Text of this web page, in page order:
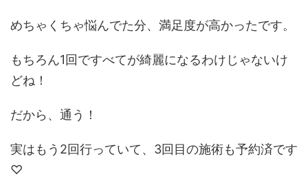
めちゃくちゃ悩んでた分、満足度が高かったです。
もちろん1回ですべてが綺麗になるわけじゃないけ
どね！
だから、通う！
実はもう2回行っていて、3回目の施術も予約済です
♡